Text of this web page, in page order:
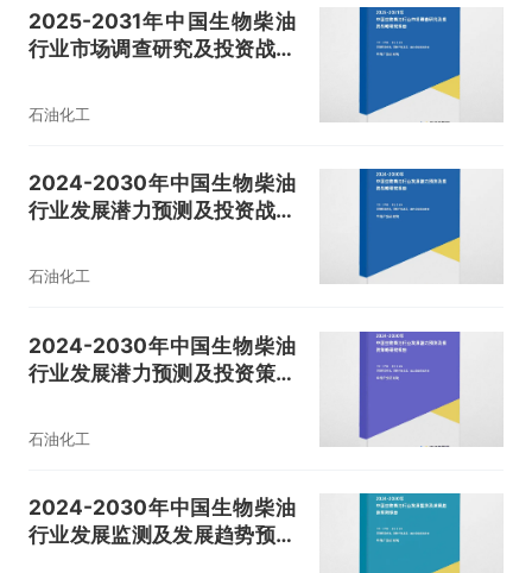
2025-2031年中国生物柴油
行业市场调查研究及投资战略
石油化工
2024-2030年中国生物柴油
行业发展潜力预测及投资战略
石油化工
2024-2030年中国生物柴油
行业发展潜力预测及投资策略
石油化工
2024-2030年中国生物柴油
行业发展监测及发展趋势预测